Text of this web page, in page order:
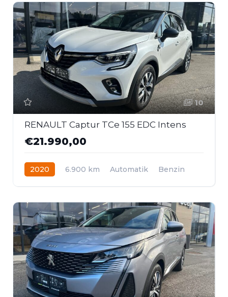
10
RENAULT Captur TCe 155 EDC Intens
€21.990,00
2020 6.900 km Automatik
Benzin